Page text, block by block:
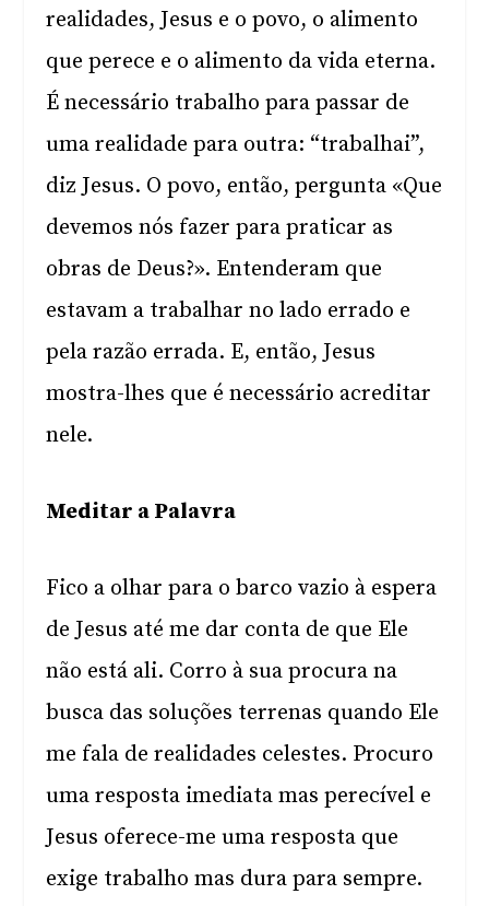
realidades, Jesus e o povo, o alimento
que perece e o alimento da vida eterna.
É necessário trabalho para passar de
uma realidade para outra: “trabalhai”,
diz Jesus. O povo, então, pergunta «Que
devemos nós fazer para praticar as
obras de Deus?». Entenderam que
estavam a trabalhar no lado errado e
pela razão errada. E, então, Jesus
mostra-lhes que é necessário acreditar
nele.
Meditar a Palavra
Fico a olhar para o barco vazio à espera
de Jesus até me dar conta de que Ele
não está ali. Corro à sua procura na
busca das soluções terrenas quando Ele
me fala de realidades celestes. Procuro
uma resposta imediata mas perecível e
Jesus oferece-me uma resposta que
exige trabalho mas dura para sempre.